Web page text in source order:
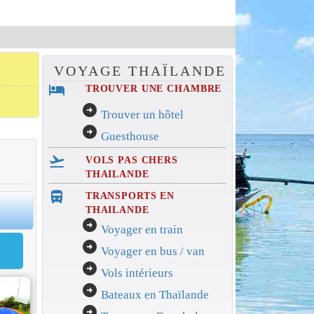
VOYAGE THAÏLANDE
hotel TROUVER UNE CHAMBRE
arrow_circle_right Trouver un hôtel
arrow_circle_right Guesthouse
flight_takeoff
VOLS PAS CHERS
THAILANDE
directions_bus_filled
TRANSPORTS EN
THAILANDE
arrow_circle_right Voyager en train
arrow_circle_right Voyager en bus / van
arrow_circle_right Vols intérieurs
arrow_circle_right Bateaux en Thaïlande